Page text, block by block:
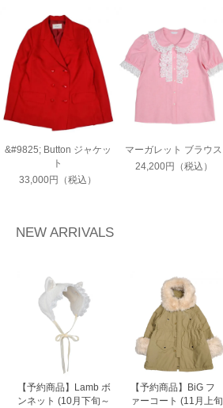
&#9825; Button ジャケッ
ト
33,000円（税込）
マーガレット ブラウス
24,200円（税込）
NEW ARRIVALS
【予約商品】Lamb ボ
ンネット (10月下旬～
【予約商品】BiG フ
ァーコート (11月上旬